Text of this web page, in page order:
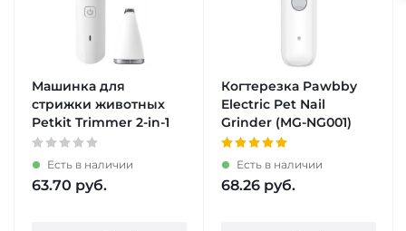
Машинка для
стрижки животных
Petkit Trimmer 2-in-1
Есть в наличии
63.70 руб.
Когтерезка Pawbby
Electric Pet Nail
Grinder (MG-NG001)
Есть в наличии
68.26 руб.